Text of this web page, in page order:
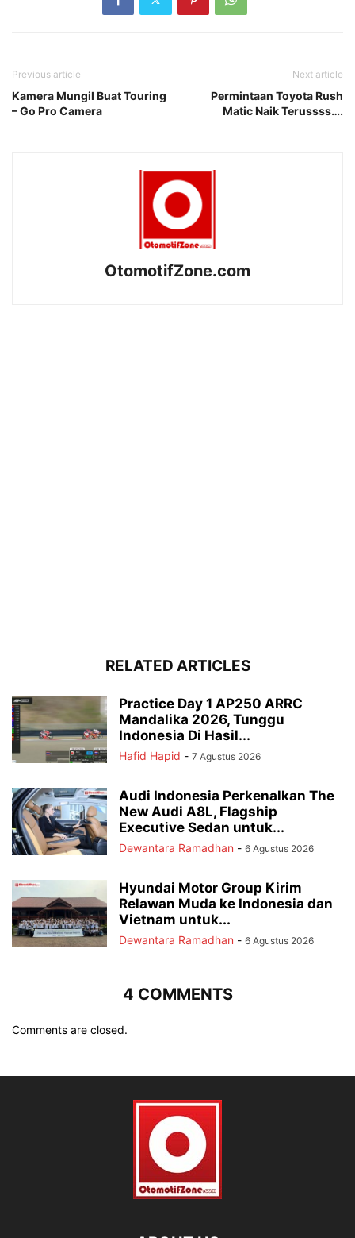
Previous article
Kamera Mungil Buat Touring
– Go Pro Camera
Next article
Permintaan Toyota Rush
Matic Naik Terussss….
OtomotifZone.com
RELATED ARTICLES
Practice Day 1 AP250 ARRC
Mandalika 2026, Tunggu
Indonesia Di Hasil...
Hafid Hapid - 7 Agustus 2026
Audi Indonesia Perkenalkan The
New Audi A8L, Flagship
Executive Sedan untuk...
Dewantara Ramadhan - 6 Agustus 2026
Hyundai Motor Group Kirim
Relawan Muda ke Indonesia dan
Vietnam untuk...
Dewantara Ramadhan - 6 Agustus 2026
4 COMMENTS
Comments are closed.